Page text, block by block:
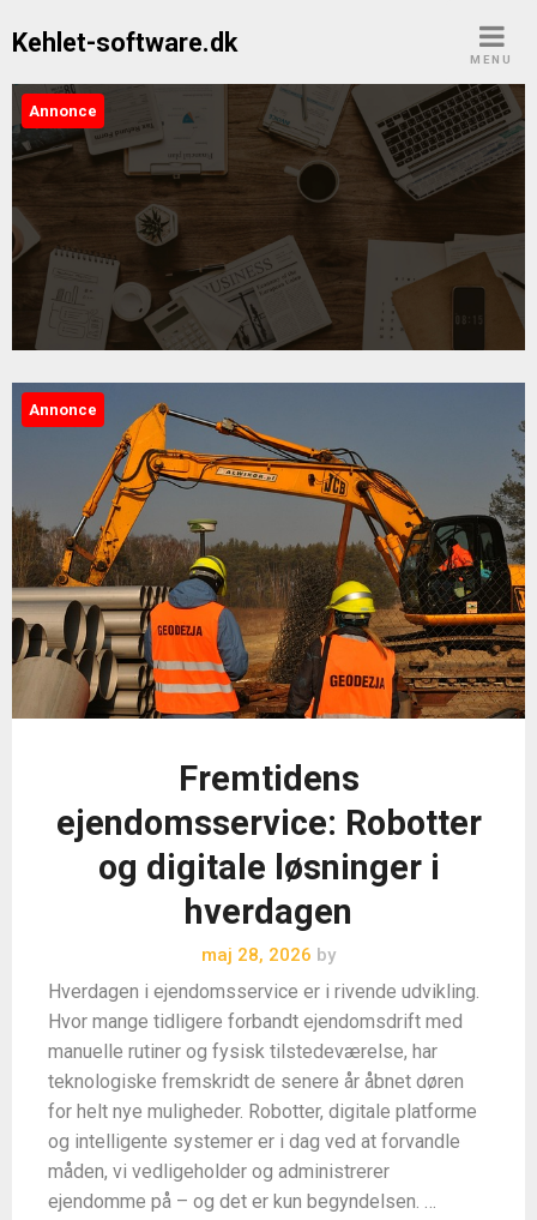
Kehlet-software.dk
MENU
Kehlet-software.dk
Annonce
Annonce
Fremtidens
ejendomsservice: Robotter
og digitale løsninger i
hverdagen
maj 28, 2026 by
Hverdagen i ejendomsservice er i rivende udvikling.
Hvor mange tidligere forbandt ejendomsdrift med
manuelle rutiner og fysisk tilstedeværelse, har
teknologiske fremskridt de senere år åbnet døren
for helt nye muligheder. Robotter, digitale platforme
og intelligente systemer er i dag ved at forvandle
måden, vi vedligeholder og administrerer
ejendomme på – og det er kun begyndelsen. …